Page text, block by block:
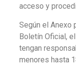
acceso y
Según el Anexo
Boletín Oficial,
tengan
menores hasta